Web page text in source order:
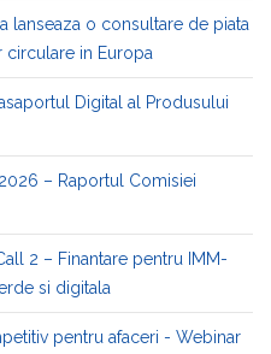
lanseaza o consultare de piata
in Europa
Digital al Produsului
– Raportul Comisiei
2 – Finantare pentru IMM-
si digitala
pentru afaceri - Webinar